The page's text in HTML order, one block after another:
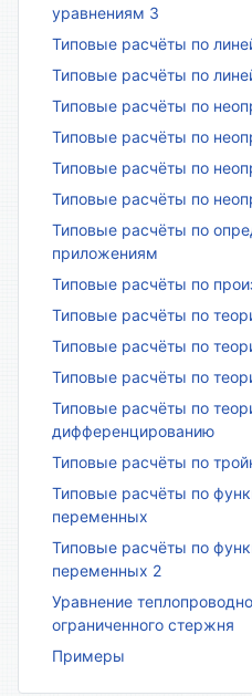
уравнениям 3
Типовые расчёты по
Типовые расчёты по
Типовые расчёты по
Типовые расчёты по
Типовые расчёты по
Типовые расчёты по
Типовые расчёты по
приложениям
Типовые расчёты по
Типовые расчёты по
Типовые расчёты по
Типовые расчёты по
Типовые расчёты по
дифференцированию
Типовые расчёты по
Типовые расчёты по
переменных
Типовые расчёты по
переменных 2
Уравнение
ограниченного стержня
Примеры